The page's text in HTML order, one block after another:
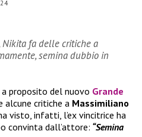
Nikita fa delle critiche a
semina dubbio in
a proposito del nuovo Grande
alcune critiche a Massimiliano
visto, infatti, l’ex vincitrice ha
convinta dall’attore: “Semina